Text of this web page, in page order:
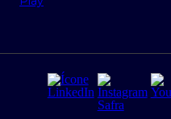
Regras e Parâmetros de
Segurança da Informação
Tarifas e serviços Pessoa
Derivativos
Agronegócios